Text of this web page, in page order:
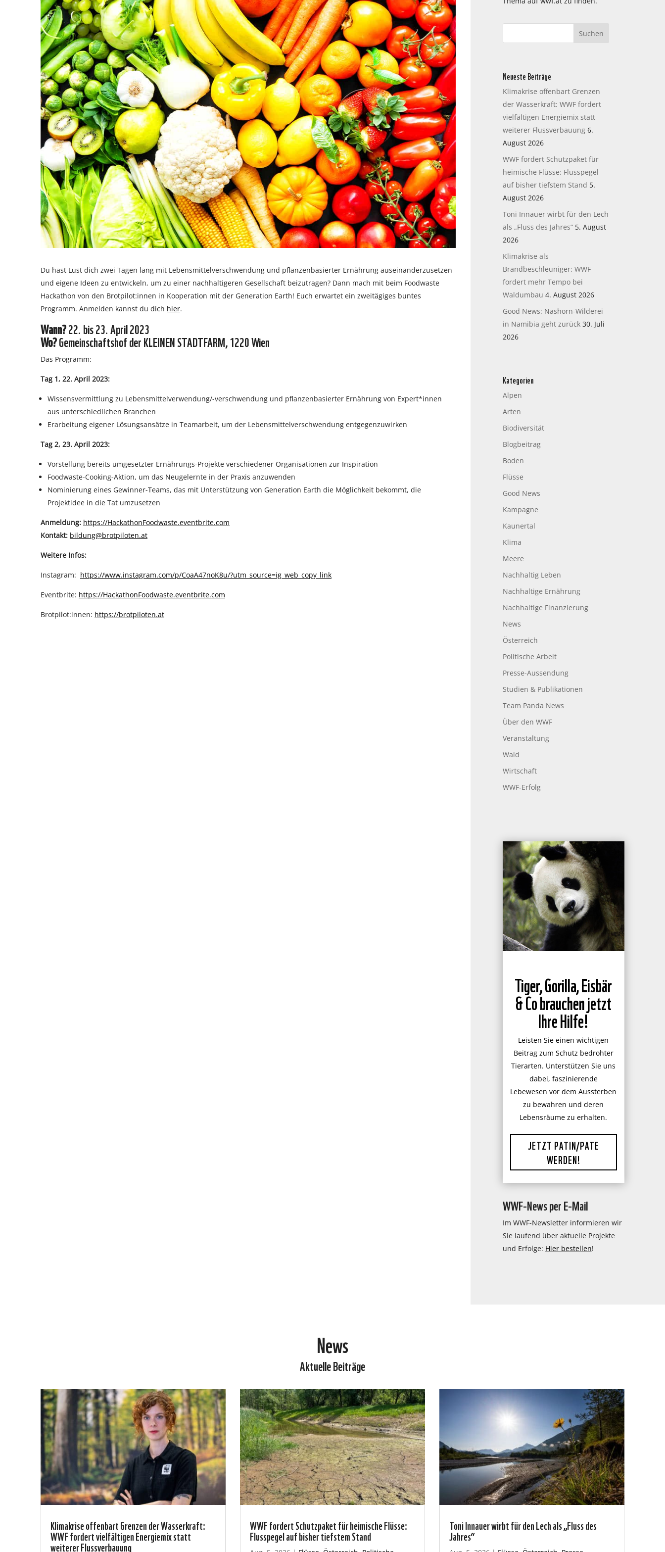
Du hast Lust dich zwei Tagen lang mit Lebensmittelverschwendung und pflanzenbasierter Ernährung auseinanderzusetzen
und eigene Ideen zu entwickeln, um zu einer nachhaltigeren Gesellschaft beizutragen? Dann mach mit beim Foodwaste
Hackathon von den Brotpilot:innen in Kooperation mit der Generation Earth! Euch erwartet ein zweitägiges buntes
Programm. Anmelden kannst du dich hier.
Wann?22. bis 23. April 2023
Wo?Gemeinschaftshof der KLEINEN STADTFARM, 1220 Wien
Das Programm:
Tag 1, 22. April 2023:
Wissensvermittlung zu Lebensmittelverwendung/-verschwendung und pflanzenbasierter Ernährung von Expert*innen
aus unterschiedlichen Branchen
Erarbeitung eigener Lösungsansätze in Teamarbeit, um der Lebensmittelverschwendung entgegenzuwirken
Tag 2, 23. April 2023:
Vorstellung bereits umgesetzter Ernährungs-Projekte verschiedener Organisationen zur Inspiration
Foodwaste-Cooking-Aktion, um das Neugelernte in der Praxis anzuwenden
Nominierung eines Gewinner-Teams, das mit Unterstützung von Generation Earth die Möglichkeit bekommt, die
Projektidee in die Tat umzusetzen
Anmeldung: https://HackathonFoodwaste.eventbrite.com
Kontakt: bildung@brotpiloten.at
Weitere Infos:
Instagram: https://www.instagram.com/p/CoaA47noK8u/?utm_source=ig_web_copy_link
Eventbrite: https://HackathonFoodwaste.eventbrite.com
Brotpilot:innen: https://brotpiloten.at
Neueste Beiträge
Klimakrise offenbart Grenzen
der Wasserkraft: WWF fordert
vielfältigen Energiemix statt
weiterer Flussverbauung 6.
August 2026
WWF fordert Schutzpaket für
heimische Flüsse: Flusspegel
auf bisher tiefstem Stand 5.
August 2026
Toni Innauer wirbt für den Lech
als „Fluss des Jahres“ 5. August
2026
Klimakrise als
Brandbeschleuniger: WWF
fordert mehr Tempo bei
Waldumbau 4. August 2026
Good News: Nashorn-Wilderei
in Namibia geht zurück 30. Juli
2026
Kategorien
Alpen
Arten
Biodiversität
Blogbeitrag
Boden
Flüsse
Good News
Kampagne
Kaunertal
Klima
Meere
Nachhaltig Leben
Nachhaltige Ernährung
Nachhaltige Finanzierung
News
Österreich
Politische Arbeit
Presse-Aussendung
Studien & Publikationen
Team Panda News
Über den WWF
Veranstaltung
Wald
Wirtschaft
WWF-Erfolg
Tiger, Gorilla, Eisbär
& Co brauchen jetzt
Ihre Hilfe!
Leisten Sie einen wichtigen
Beitrag zum Schutz bedrohter
Tierarten. Unterstützen Sie uns
dabei, faszinierende
Lebewesen vor dem Aussterben
zu bewahren und deren
Lebensräume zu erhalten.
JETZT PATIN/PATE
WERDEN!
WWF-News per E-Mail
Im WWF-Newsletter informieren wir
Sie laufend über aktuelle Projekte
und Erfolge: Hier bestellen!
News
Aktuelle Beiträge
Klimakrise offenbart Grenzen der Wasserkraft:
WWF fordert vielfältigen Energiemix statt
weiterer Flussverbauung
WWF fordert Schutzpaket für heimische Flüsse:
Flusspegel auf bisher tiefstem Stand
Toni Innauer wirbt für den Lech als „Fluss des
Jahres“